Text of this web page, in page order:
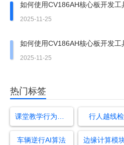
如何使用CV186AH核心板开发工
2025-11-25
如何使用CV186AH核心板开发工
2025-11-25
热门标签
课堂教学行为包括哪些方面 行人越线
车辆逆行AI算法